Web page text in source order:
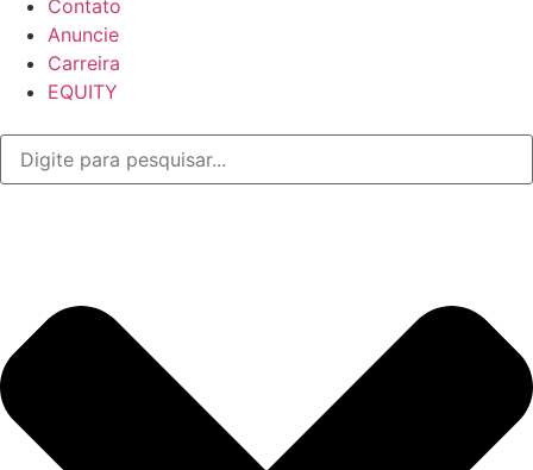
Contato
Anuncie
Carreira
EQUITY